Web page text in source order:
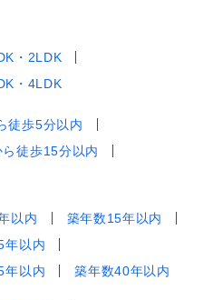
・2LDK
・4LDK
徒歩5分以内
ら徒歩15分以内
以内
築年数15年以内
年以内
年以内 築年数40年以内